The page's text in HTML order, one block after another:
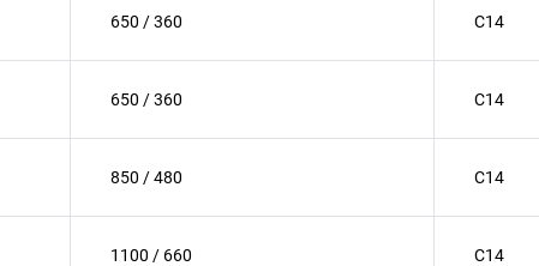
650 / 360 C14
650 / 360 C14
850 / 480 C14
1100 / 660 C14